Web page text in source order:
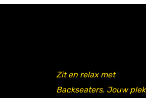
Zit en relax met
Backseaters. Jouw plek